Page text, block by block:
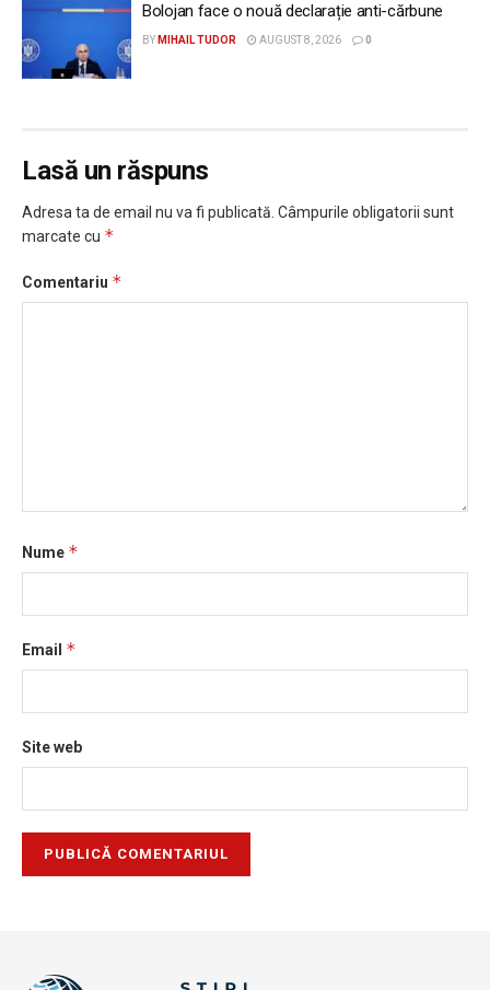
Bolojan face o nouă declarație anti-cărbune
BY MIHAIL TUDOR AUGUST 8, 2026 0
Lasă un răspuns
Adresa ta de email nu va fi publicată. Câmpurile obligatorii sunt
marcate cu *
Comentariu *
Nume *
Email *
Site web